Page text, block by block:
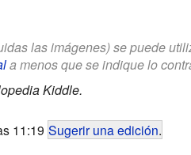
las imágenes) se puede
a menos que se indique lo
Kiddle.
11:19 Sugerir una edición.